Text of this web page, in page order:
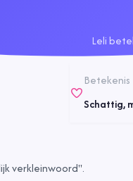
Leli
Betekenis
Schattig,
verkleinwoord".